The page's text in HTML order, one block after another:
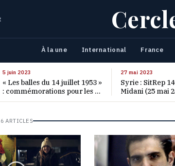
À la une International France
5 juin 2023
« Les balles du 14 juillet 1953 »
: commémorations pour les 70
ans de ce massacre oublié
27 mai 2023
Syrie : SitRep
Midani (25 mai
ARTICLES